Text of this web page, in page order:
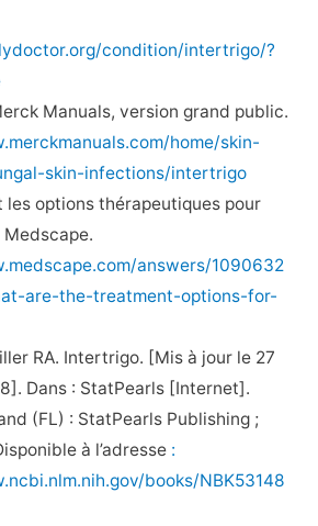
condition/intertrigo/?
Manuals, version grand public.
home/skin-
skin-infections/intertrigo
les options thérapeutiques pour
Medscape.
answers/1090632
are-the-treatment-options-for-
RA. Intertrigo. [Mis à jour le 27
Dans : StatPearls [Internet].
(FL) : StatPearls Publishing ;
à l’adresse :
books/NBK53148